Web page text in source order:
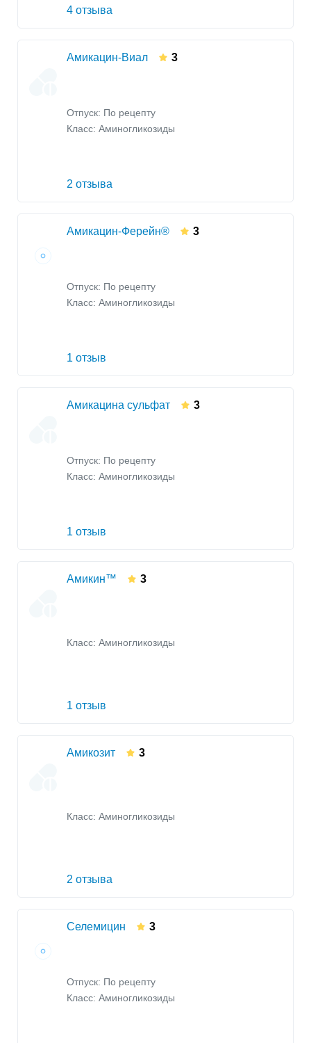
4 отзыва
Амикацин-Виал 3
Отпуск: По рецепту
Класс: Аминогликозиды
2 отзыва
Амикацин-Ферейн® 3
Отпуск: По рецепту
Класс: Аминогликозиды
1 отзыв
Амикацина сульфат 3
Отпуск: По рецепту
Класс: Аминогликозиды
1 отзыв
Амикин™ 3
Класс: Аминогликозиды
1 отзыв
Амикозит 3
Класс: Аминогликозиды
2 отзыва
Селемицин 3
Отпуск: По рецепту
Класс: Аминогликозиды